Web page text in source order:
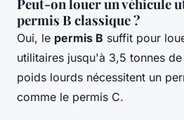
Peut-on louer un véhicule
permis B classique ?
Oui, le permis B suffit pour
utilitaires jusqu'à 3,5 tonnes de
poids lourds nécessitent un
comme le permis C.